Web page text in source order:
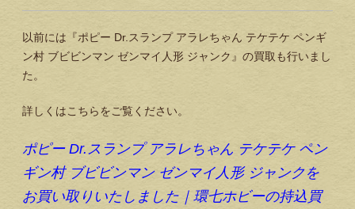
以前には『ポピー Dr.スランプ アラレちゃん テケテケ ペンギ
ン村 ブビビンマン ゼンマイ人形 ジャンク』の買取も行いまし
た。
詳しくはこちらをご覧ください。
ポピー Dr.スランプ アラレちゃん テケテケ ペン
ギン村 ブビビンマン ゼンマイ人形 ジャンクを
お買い取りいたしました｜環七ホビーの持込買